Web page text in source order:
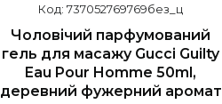
737052769769без_ц
Чоловічий парфумований
гель для масажу Gucci Guilty
Eau Pour Homme 50ml,
деревний фужерний аромат